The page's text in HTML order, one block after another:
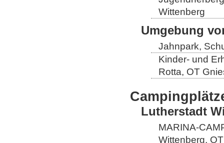
Wittenberg
Umgebung
Jahnpark,
Kinder- und
Rotta, OT
Lutherstadt
MARINA-
Wittenberg,